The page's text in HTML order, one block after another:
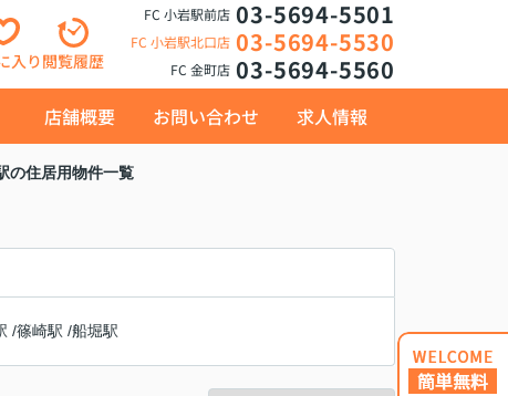
入り閲覧履歴
FC 小岩駅前店 03-5694-5501
FC 小岩駅北口店 03-5694-5530
FC 金町店 03-5694-5560
店舗概要 お問い合わせ 求人情報
の住居用物件一覧
/篠崎駅 /船堀駅